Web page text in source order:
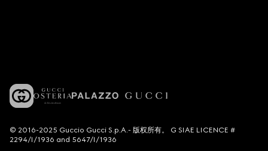
© 2016-2025 Guccio Gucci S.p.A.- 版权所有。 G SIAE LICENCE #
2294/I/1936 and 5647/I/1936